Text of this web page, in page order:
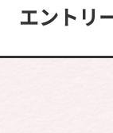
エントリ